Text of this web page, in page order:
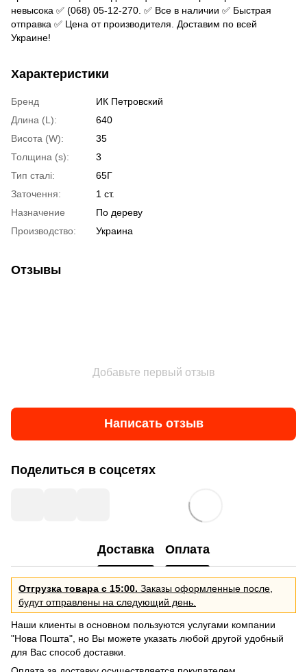
невысока ✅ (068) 05-12-270. ✅ Все в наличии ✅ Быстрая
отправка ✅ Цена от производителя. Доставим по всей
Украине!
Характеристики
Бренд
ИК Петровский
Длина (L):
640
Висота (W):
35
Толщина (s):
3
Тип сталі:
65Г
Заточення:
1 ст.
Назначение
По дереву
Производство:
Украина
Отзывы
Добавьте первый отзыв
Написать отзыв
Поделиться в соцсетях
Доставка Оплата
Отгрузка товара с 15:00. Заказы оформленные после,
будут отправлены на следующий день.
Наши клиенты в основном пользуются услугами компании
"Нова Пошта", но Вы можете указать любой другой удобный
для Вас способ доставки.